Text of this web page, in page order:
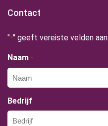
Contact
"*" geeft vereiste velden aan
Naam *
Bedrijf